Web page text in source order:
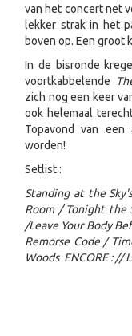
van het concert net
lekker strak in het
boven op. Een groot
In de bisronde
voortkabbelende
zich nog een keer
ook helemaal
Topavond van
worden!
Setlist :
Standing at the
Room / Tonight the
/Leave Your Body
Remorse Code /
Woods ENCORE : //